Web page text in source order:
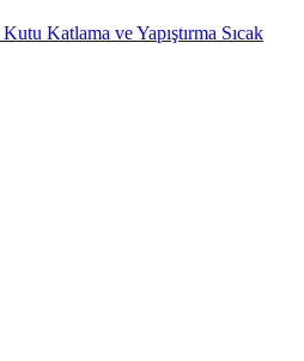
Kutu Katlama ve Yapıştırma Sıcak